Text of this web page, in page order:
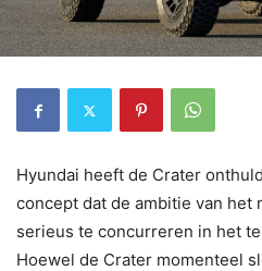
Hyundai heeft de Crater
concept dat de ambitie van het
serieus te concurreren in het
Hoewel de Crater momenteel